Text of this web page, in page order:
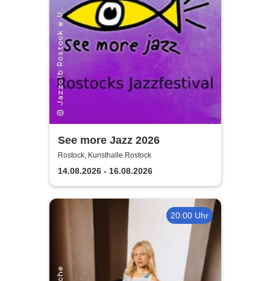
See more Jazz 2026
Rostock, Kunsthalle Rostock
14.08.2026 - 16.08.2026
20:00 Uhr